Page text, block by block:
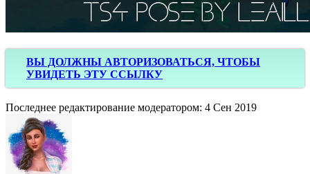
ВЫ ДОЛЖНЫ АВТОРИЗОВАТЬСЯ, ЧТОБЫ
УВИДЕТЬ ЭТУ ССЫЛКУ
Последнее редактирование модератором: 4 Сен 2019